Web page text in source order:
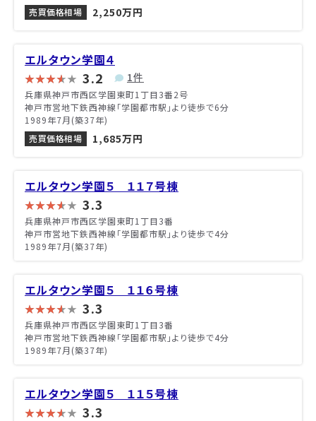
売買価格相場
2,250万円
エルタウン学園４
3.2 1件
兵庫県神戸市西区学園東町1丁目3番2号
神戸市営地下鉄西神線「学園都市駅」より徒歩で6分
1989年7月(築37年)
売買価格相場
1,685万円
エルタウン学園５ １１７号棟
3.3
兵庫県神戸市西区学園東町1丁目3番
神戸市営地下鉄西神線「学園都市駅」より徒歩で4分
1989年7月(築37年)
エルタウン学園５ １１６号棟
3.3
兵庫県神戸市西区学園東町1丁目3番
神戸市営地下鉄西神線「学園都市駅」より徒歩で4分
1989年7月(築37年)
エルタウン学園５ １１５号棟
3.3